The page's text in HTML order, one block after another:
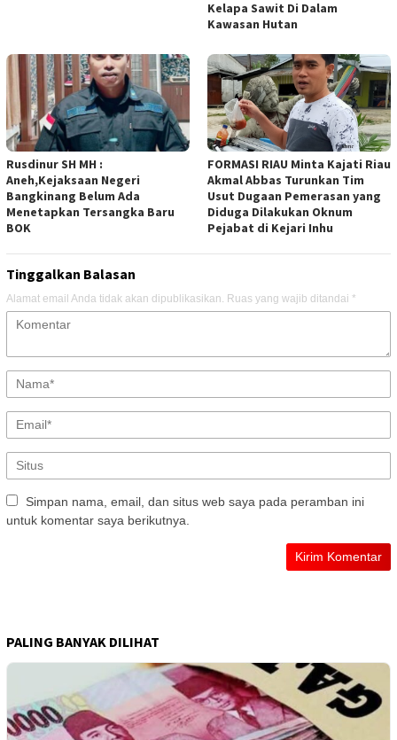
Kelapa Sawit Di Dalam
Kawasan Hutan
Rusdinur SH MH :
Aneh,Kejaksaan Negeri
Bangkinang Belum Ada
Menetapkan Tersangka Baru
BOK
FORMASI RIAU Minta Kajati Riau
Akmal Abbas Turunkan Tim
Usut Dugaan Pemerasan yang
Diduga Dilakukan Oknum
Pejabat di Kejari Inhu
Tinggalkan Balasan
Alamat email Anda tidak akan dipublikasikan. Ruas yang wajib ditandai *
Simpan nama, email, dan situs web saya pada peramban ini
untuk komentar saya berikutnya.
PALING BANYAK DILIHAT